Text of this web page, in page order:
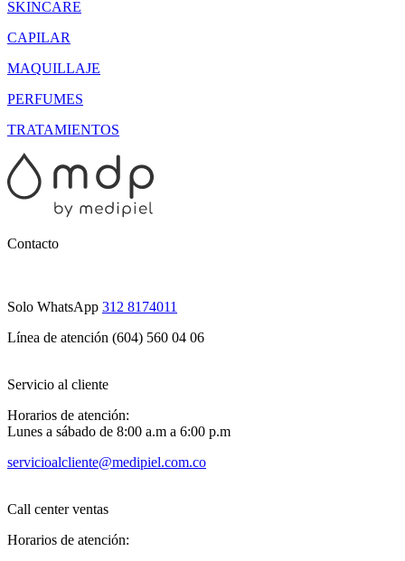
SKINCARE
CAPILAR
MAQUILLAJE
PERFUMES
TRATAMIENTOS
Contacto
Solo WhatsApp 312 8174011
Línea de atención (604) 560 04 06
Servicio al cliente
Horarios de atención:
Lunes a sábado de 8:00 a.m a 6:00 p.m
servicioalcliente@medipiel.com.co
Call center ventas
Horarios de atención: